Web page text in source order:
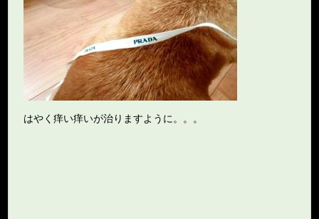
はやく痒い痒いが治りますように。。。